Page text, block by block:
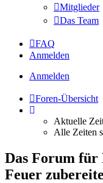
Mitglieder
Das Team
FAQ
Anmelden
Anmelden
Foren-Übersicht
Aktuelle
Alle Zeiten
Das Forum für
Feuer